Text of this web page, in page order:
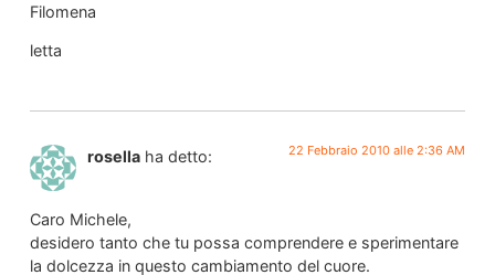
Filomena
letta
rosella ha detto: 22 Febbraio 2010 alle 2:36 AM
Caro Michele,
desidero tanto che tu possa comprendere e sperimentare
la dolcezza in questo cambiamento del cuore.